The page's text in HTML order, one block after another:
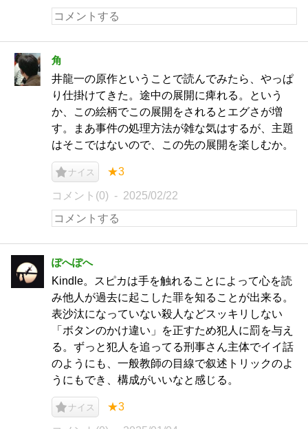
角
井龍一の原作ということで読んでみたら、やっぱ
り仕掛けてきた。途中の展開に痺れる。という
か、この絵柄でこの展開をされるとエグさが増
す。まあ事件の処理方法が雑な気はするが、主題
はそこではないので、この先の展開を楽しむか。
ナイス ★3
コメント(0) 2025/02/22
ぽへぽへ
Kindle。スピカは手を触れることによって心を読
み他人が過去に起こした罪を知ることが出来る。
表沙汰になっていない殺人などスッキリしない
「ボタンのかけ違い」を正すため犯人に罰を与え
る。ずっと犯人を追ってる刑事さん主体でイイ話
のようにも、一般教師の目線で叙述トリックのよ
うにもでき、構成がいいなと感じる。
ナイス ★3